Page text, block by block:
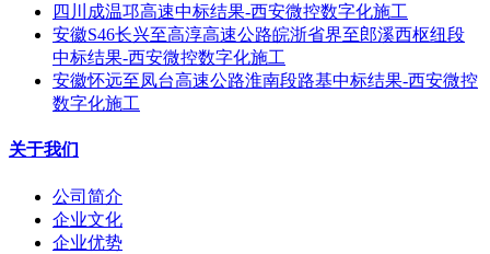
四川成温邛高速中标结果-西安微控数字化施工
安徽S46长兴至高淳高速公路皖浙省界至郎溪西枢纽段
中标结果-西安微控数字化施工
安徽怀远至凤台高速公路淮南段路基中标结果-西安微控
数字化施工
关于我们
公司简介
企业文化
企业优势